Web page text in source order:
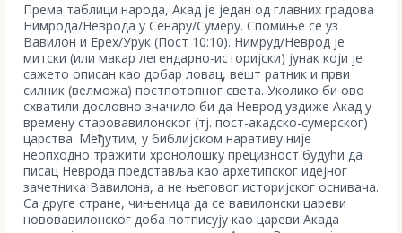
Према таблици народа, Акад је један од главних градова
Нимрода/Неврода у Сeнару/Сумеру. Спомиње се уз
Вавилон и Ерех/Урук (Пост 10:10). Нимруд/Неврод је
митски (или макар легендарно-историјски) јунак који је
сажето описан као добар ловац, вешт ратник и први
силник (велможа) постпотопног света. Уколико би ово
схватили дословно значило би да Неврод уздиже Акад у
времену старовавилонског (тј. пост-акадско-сумерског)
царства. Међутим, у библијском наративу није
неопходно тражити хронолошку прецизност будући да
писац Неврода представља као архетипског идејног
зачетника Вавилона, а не његовог историјског оснивача.
Са друге стране, чињеница да се вавилонски цареви
нововавилонског доба потписују као цареви Акада